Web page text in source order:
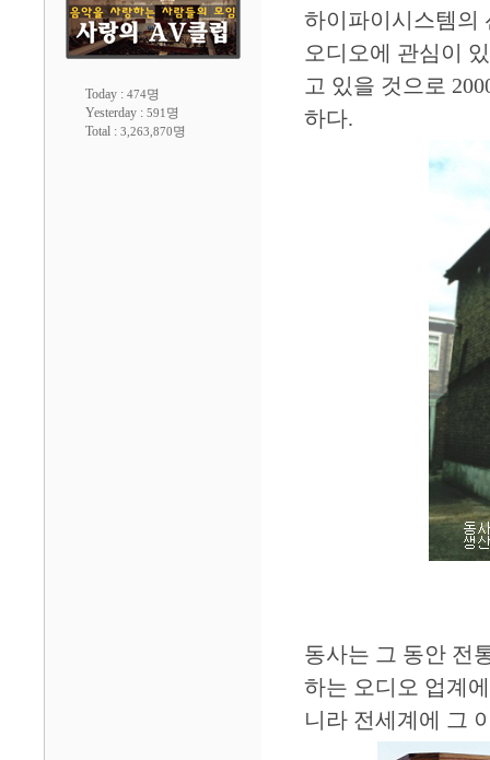
Today : 474명
Yesterday : 591 명
Total : 3,263,870명
하이파이시스템의
오디오에 관심이
고 있을 것으로
하다.
동사는 그 동안 전
하는 오디오 업계
니라 전세계에 그